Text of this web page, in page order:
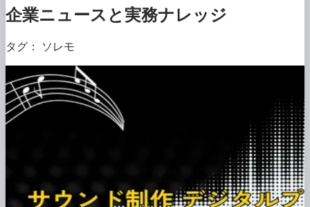
企業ニュースと実務ナレッジ
タグ： ソレモ